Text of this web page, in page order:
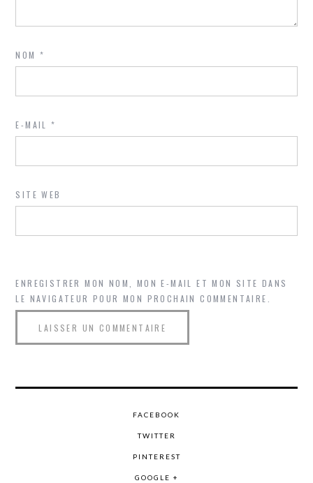
NOM*
E-MAIL*
SITE WEB
ENREGISTRER MON NOM, MON E-MAIL ET MON SITE DANS
LE NAVIGATEUR POUR MON PROCHAIN COMMENTAIRE.
FACEBOOK
TWITTER
PINTEREST
GOOGLE +